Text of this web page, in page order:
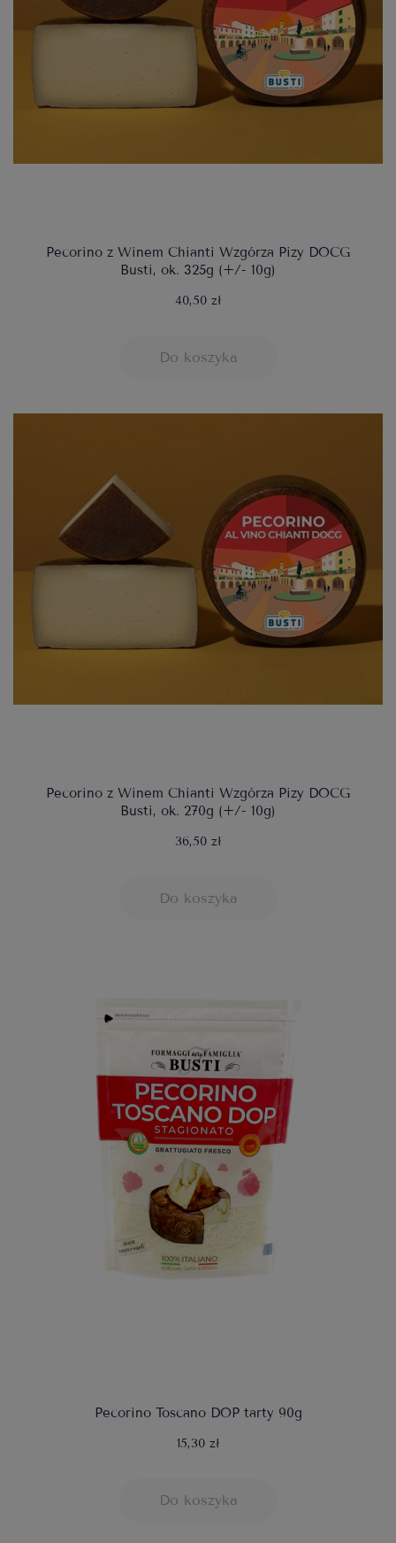
Pecorino z Winem Chianti Wzgórza Pizy DOCG
Busti, ok. 325g (+/- 10g)
40,50 zł
Do koszyka
Pecorino z Winem Chianti Wzgórza Pizy DOCG
Busti, ok. 270g (+/- 10g)
36,50 zł
Do koszyka
Pecorino Toscano DOP tarty 90g
15,30 zł
Do koszyka